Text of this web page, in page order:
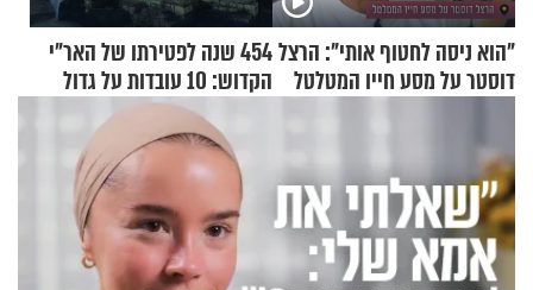
"הוא ניסה לחטוף אותי": הרצל
דוסטר על מסע חייו המטלטל
454 שנה לפטירתו של האר"י
הקדוש: 10 עובדות על גדול
מקובלי צפת